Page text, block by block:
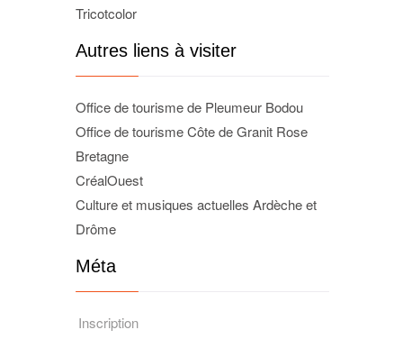
Tricotcolor
Autres liens à visiter
Office de tourisme de Pleumeur Bodou
Office de tourisme Côte de Granit Rose
Bretagne
CréalOuest
Culture et musiques actuelles Ardèche et
Drôme
Méta
Inscription